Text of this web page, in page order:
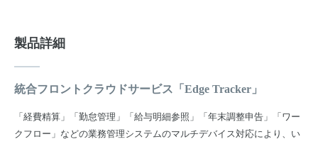
製品詳細
統合フロントクラウドサービス「Edge Tracker」
「経費精算」「勤怠管理」「給与明細参照」「年末調整申告」「ワー
クフロー」などの業務管理システムのマルチデバイス対応により、い